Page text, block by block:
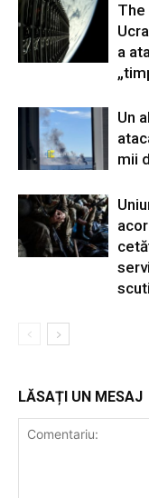
The
a
Un
mii
LĂSAȚI UN MESAJ